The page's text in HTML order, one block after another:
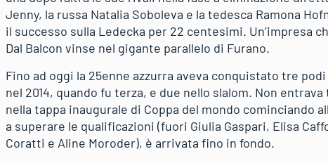
Jenny, la russa Natalia Soboleva e la tedesca Ramona
il successo sulla Ledecka per 22 centesimi. Un’impresa
Dal Balcon vinse nel gigante parallelo di Furano.
Fino ad oggi la 25enne azzurra aveva conquistato tre
nel 2014, quando fu terza, e due nello slalom. Non
nella tappa inaugurale di Coppa del mondo cominciando
a superare le qualificazioni (fuori Giulia Gaspari, Elisa
Coratti e Aline Moroder), è arrivata fino in fondo.